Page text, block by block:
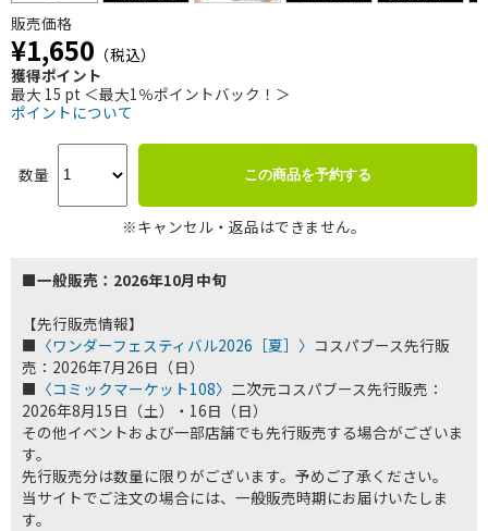
販売価格
¥1,650 （税込）
獲得ポイント
最大 15 pt ＜最大1％ポイントバック！＞
ポイントについて
数量 この商品を予約する
※キャンセル・返品はできません。
■一般販売：2026年10月中旬
【先行販売情報】
■ 〈ワンダーフェスティバル2026［夏］〉 コスパブース先行販
売：2026年7月26日（日）
■ 〈コミックマーケット108〉 二次元コスパブース先行販売：
2026年8月15日（土）・16日（日）
その他イベントおよび一部店舗でも先行販売する場合がございま
す。
先行販売分は数量に限りがございます。予めご了承ください。
当サイトでご注文の場合には、一般販売時期にお届けいたしま
す。